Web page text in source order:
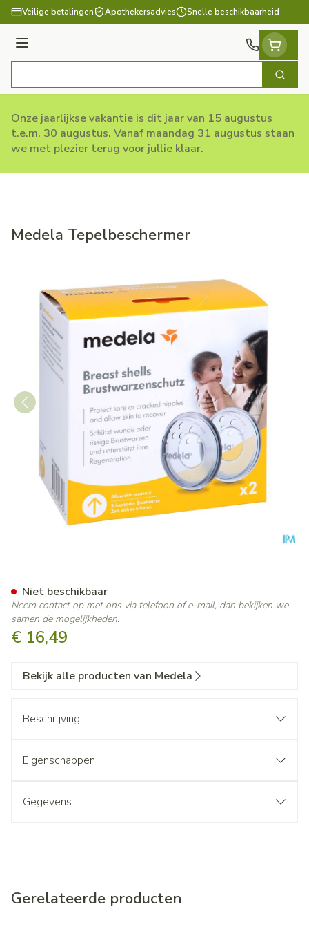
Ga naar de inhoud
Veilige betalingen Apothekersadvies Snelle beschikbaarheid
Menu
Zoek
Onze jaarlijkse vakantie is dit jaar van 15 augustus
t.e.m. 30 augustus. Vanaf maandag 31 augustus staan
we met plezier terug voor jullie klaar.
Medela Tepelbeschermer
€ 16,49
Niet beschikbaar
Neem contact op met ons via telefoon of e-mail, dan bekijken we
samen de mogelijkheden.
Bekijk alle producten van Medela
Beschrijving
Eigenschappen
Gegevens
Gerelateerde producten